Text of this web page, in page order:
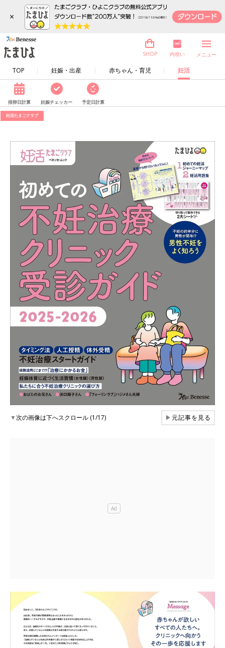
×
TOP 妊娠・出産 赤ちゃん・育児 妊活
SHOP 内祝い メニュー
排卵日計算 妊娠チェッカー 予定日計算
妊活たまごクラブ
▼次の画像は下へスクロール (1/17) ▶元記事を見る